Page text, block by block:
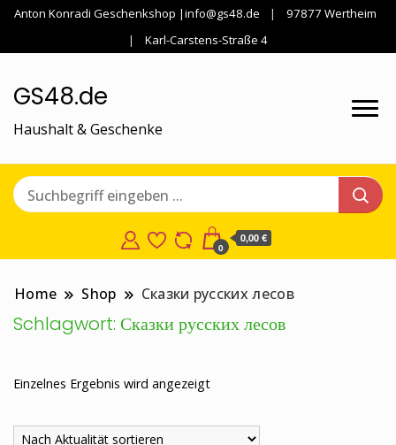
Anton Konradi Geschenkshop |info@gs48.de
97877 Wertheim
Karl-Carstens-Straße 4
GS48.de
Haushalt & Geschenke
0
0,00 €
Home Shop Сказки русских лесов
Schlagwort: Сказки русских лесов
Einzelnes Ergebnis wird angezeigt